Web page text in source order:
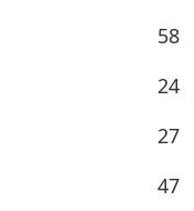
58
24
27
47